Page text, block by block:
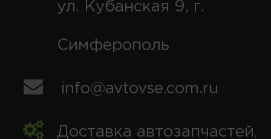
ул. Кубанская 9, г.
Симферополь
info@avtovse.com.ru
Доставка автозапчастей,